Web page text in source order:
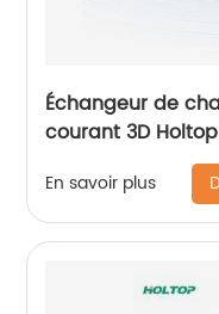
Échangeur de
courant 3D
En savoir plus